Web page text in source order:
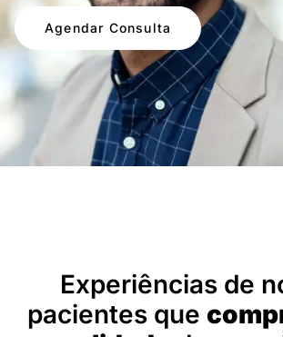
Agendar Consulta
Experiências de
pacientes que